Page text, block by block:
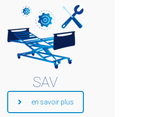
SAV
en savoir plus